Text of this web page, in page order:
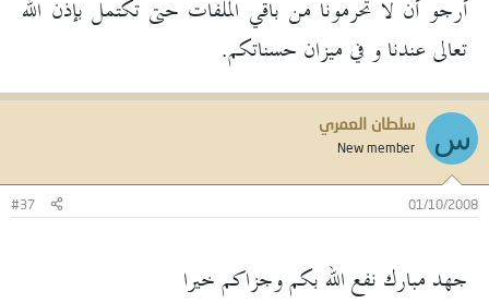
أرجو أن لا تحرمونا من باقي الملفات حتى تكتمل بإذن الله
تعالى عندنا و في ميزان حسناتكم.
س سلطان العمري
New member
01/10/2008
#37
جهد مبارك نفع الله بكم وجزاكم خيرا